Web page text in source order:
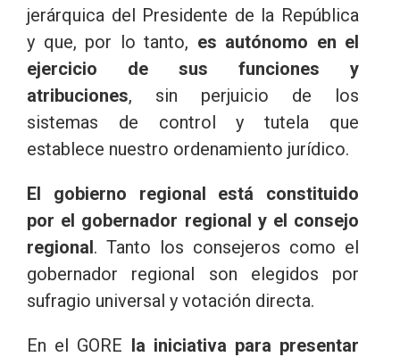
jerárquica del Presidente de la República
y que, por lo tanto, es autónomo en el
ejercicio de sus funciones y
atribuciones, sin perjuicio de los
sistemas de control y tutela que
establece nuestro ordenamiento jurídico.
El gobierno regional está constituido
por el gobernador regional y el consejo
regional. Tanto los consejeros como el
gobernador regional son elegidos por
sufragio universal y votación directa.
En el GORE la iniciativa para presentar